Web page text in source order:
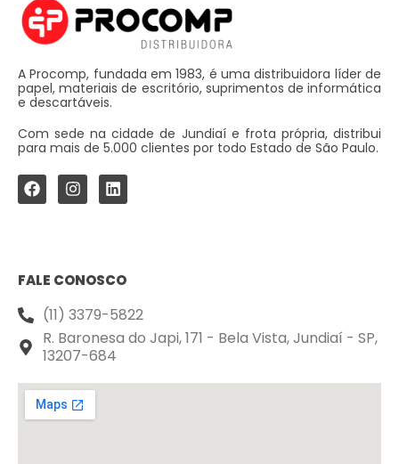
A Procomp, fundada em 1983, é uma distribuidora líder de
papel, materiais de escritório, suprimentos de informática
e descartáveis.
Com sede na cidade de Jundiaí e frota própria, distribui
para mais de 5.000 clientes por todo Estado de São Paulo.
FALE CONOSCO
(11) 3379-5822
R. Baronesa do Japi, 171 - Bela Vista, Jundiaí - SP,
13207-684